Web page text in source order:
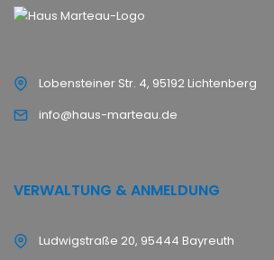
Lobensteiner Str. 4, 95192 Lichtenberg
info@haus-marteau.de
VERWALTUNG & ANMELDUNG
Ludwigstraße 20, 95444 Bayreuth